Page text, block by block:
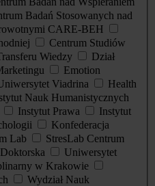
Badań Stosowanych nad
CARE-BEH
Centrum Studiów
Wiedzy
Dział
Emotion
Viadrina
Health
Nauk Humanistycznych
Instytut Prawa
Instytut
Konfederacja
Lab
StresLab Centrum
Uniwersytet
w Krakowie
Wydział Nauk